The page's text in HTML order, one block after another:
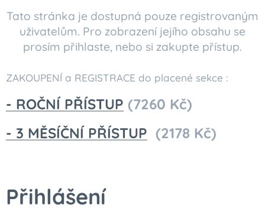
Tato stránka je dostupná pouze registrovaným
uživatelům. Pro zobrazení jejího obsahu se
prosím přihlaste, nebo si zakupte přístup.
ZAKOUPENÍ a REGISTRACE do placené sekce :
- ROČNÍ PŘÍSTUP (7260 Kč)
- 3 MĚSÍČNÍ PŘÍSTUP (2178 Kč)
Přihlášení